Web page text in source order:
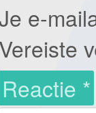
e-
Vereiste
Reactie *